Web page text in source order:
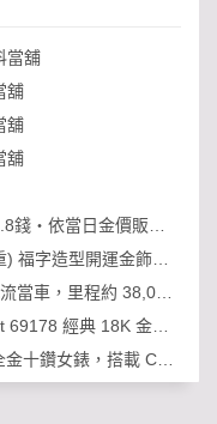
當舖
舖
舖
舖
金價販售，免工錢更划算
金飾，日常百搭超值選！
38,000km，可現場賞車議價
18K 金鑽石女錶｜原裝 203
載 Cal. 2030 機芯的黃金年代